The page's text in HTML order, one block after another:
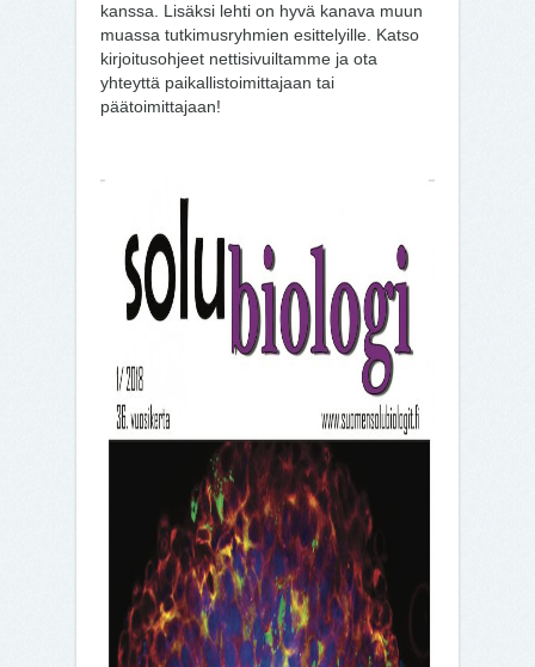
kanssa. Lisäksi lehti on hyvä kanava muun
muassa tutkimusryhmien esittelyille. Katso
kirjoitusohjeet nettisivuiltamme ja ota
yhteyttä paikallistoimittajaan tai
päätoimittajaan!